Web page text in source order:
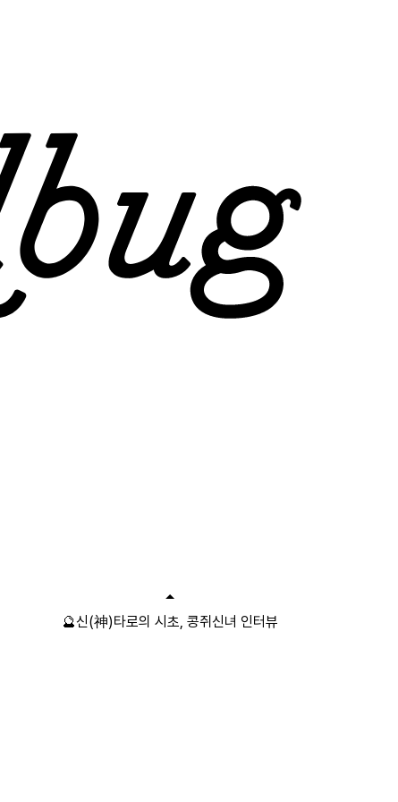
🔮신(神)타로의 시초, 콩쥐신녀 인터뷰